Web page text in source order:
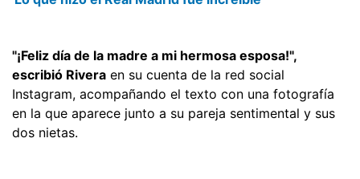
"¡Feliz día de la madre a mi hermosa esposa!",
escribió Rivera en su cuenta de la red social
Instagram, acompañando el texto con una fotografía
en la que aparece junto a su pareja sentimental y sus
dos nietas.